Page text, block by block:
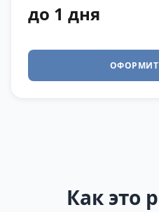
до 1 дня
Как это